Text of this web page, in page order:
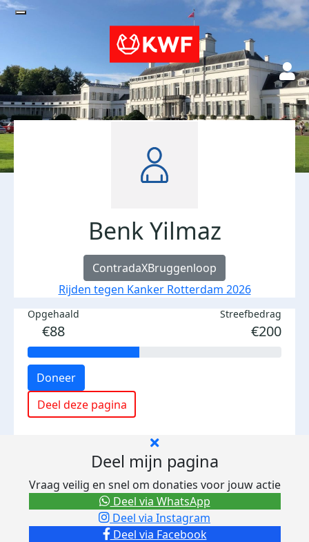
Benk Yilmaz
ContradaXBruggenloop
Rijden tegen Kanker Rotterdam 2026
Opgehaald
€88
Streefbedrag
€200
Doneer
Deel deze pagina
Deel mijn pagina
Vraag veilig en snel om donaties voor jouw actie
Deel via Facebook
Deel via Instagram
Deel via WhatsApp